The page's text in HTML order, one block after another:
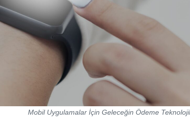
Mobil Uygulamalar İçin Geleceğin Ödeme